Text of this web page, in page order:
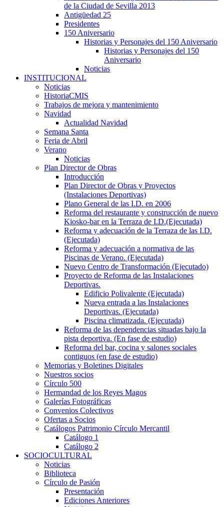
de la Ciudad de Sevilla 2013
Antigüedad 25
Presidentes
150 Aniversario
Historias y Personajes del 150 Aniversario
Historias y Personajes del 150
Aniversario
Noticias
INSTITUCIONAL
Noticias
HistoriaCMIS
Trabajos de mejora y mantenimiento
Navidad
Actualidad Navidad
Semana Santa
Feria de Abril
Verano
Noticias
Plan Director de Obras
Introducción
Plan Director de Obras y Proyectos
(Instalaciones Deportivas)
Plano General de las I.D. en 2006
Reforma del restaurante y construcción de nuevo
Kiosko-bar en la Terraza de I.D.(Ejecutada)
Reforma y adecuación de la Terraza de las I.D.
(Ejecutada)
Reforma y adecuación a normativa de las
Piscinas de Verano. (Ejecutada)
Nuevo Centro de Transformación (Ejecutado)
Proyecto de Reforma de las Instalaciones
Deportivas.
Edificio Polivalente (Ejecutada)
Nueva entrada a las Instalaciones
Deportivas. (Ejecutada)
Piscina climatizada. (Ejecutada)
Reforma de las dependencias situadas bajo la
pista deportiva. (En fase de estudio)
Reforma del bar, cocina y salones sociales
contiguos (en fase de estudio)
Memorias y Boletines Digitales
Nuestros socios
Círculo 500
Hermandad de los Reyes Magos
Galerías Fotográficas
Convenios Colectivos
Ofertas a Socios
Catálogos Patrimonio Círculo Mercantil
Catálogo 1
Catálogo 2
SOCIOCULTURAL
Noticias
Biblioteca
Círculo de Pasión
Presentación
Ediciones Anteriores